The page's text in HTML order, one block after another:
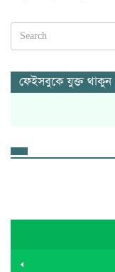
ফেইসবুকে যুক্ত থাকুন